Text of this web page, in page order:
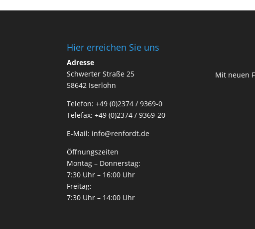
Hier erreichen Sie uns
Adresse
Schwerter Straße 25
58642 Iserlohn
Telefon: +49 (0)2374 / 9369-0
Telefax: +49 (0)2374 / 9369-20
E-Mail: info@renfordt.de
Öffnungszeiten
Montag – Donnerstag:
7:30 Uhr – 16:00 Uhr
Freitag:
7:30 Uhr – 14:00 Uhr
Mit neuen